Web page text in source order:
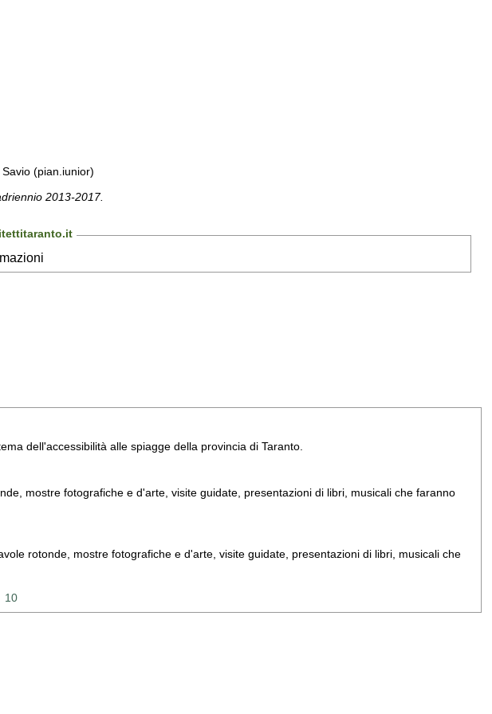
(pian.iunior)
2013-2017.
dell'accessibilità alle spiagge della provincia di Taranto.
mostre fotografiche e d'arte, visite guidate, presentazioni di libri, musicali che faranno
rotonde, mostre fotografiche e d'arte, visite guidate, presentazioni di libri, musicali che
10